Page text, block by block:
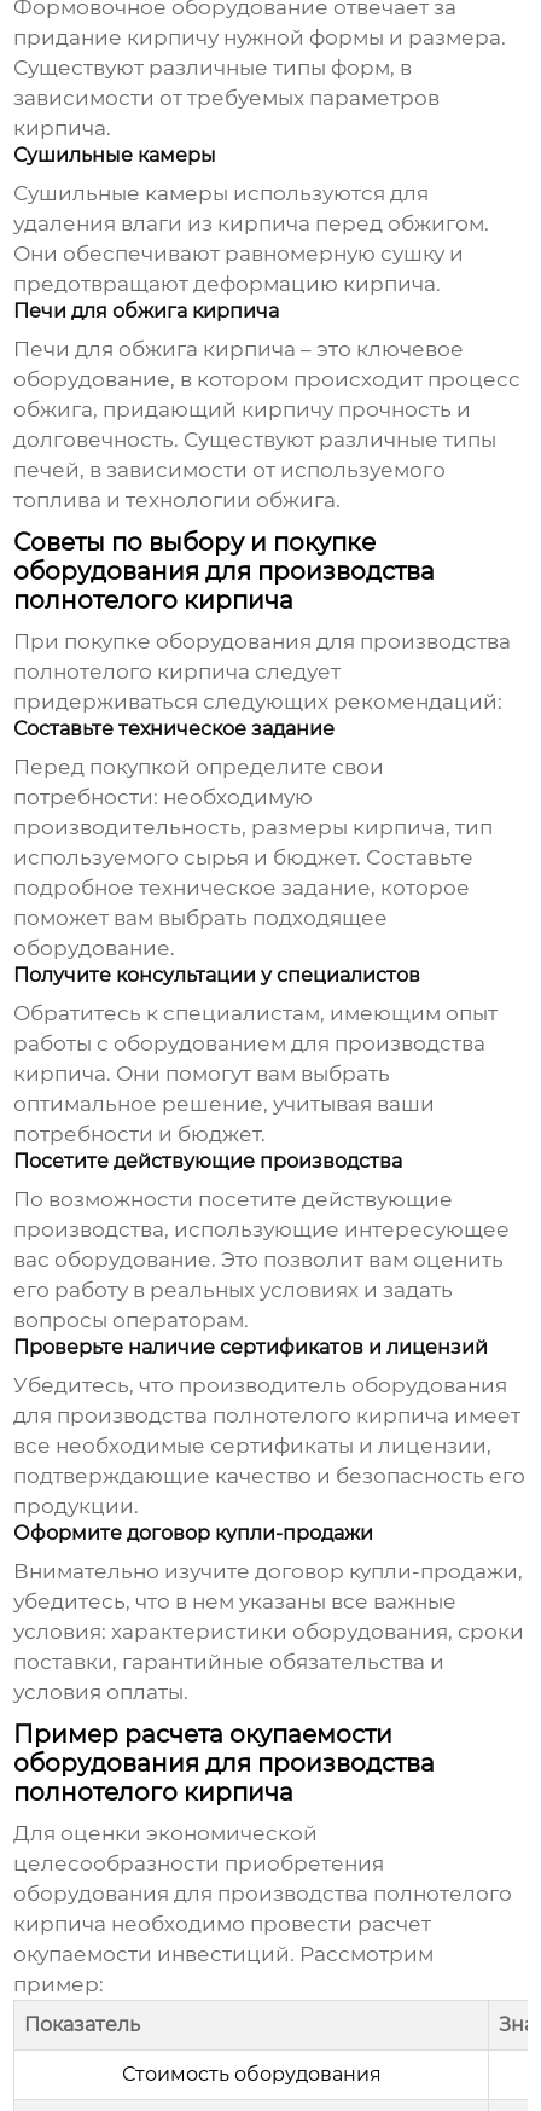
Формовочное оборудование отвечает за
придание кирпичу нужной формы и размера.
Существуют различные типы форм, в
зависимости от требуемых параметров
кирпича.
Сушильные камеры
Сушильные камеры используются для
удаления влаги из кирпича перед обжигом.
Они обеспечивают равномерную сушку и
предотвращают деформацию кирпича.
Печи для обжига кирпича
Печи для обжига кирпича – это ключевое
оборудование, в котором происходит процесс
обжига, придающий кирпичу прочность и
долговечность. Существуют различные типы
печей, в зависимости от используемого
топлива и технологии обжига.
Советы по выбору и покупке
оборудования для производства
полнотелого кирпича
При покупке оборудования для производства
полнотелого кирпича следует
придерживаться следующих рекомендаций:
Составьте техническое задание
Перед покупкой определите свои
потребности: необходимую
производительность, размеры кирпича, тип
используемого сырья и бюджет. Составьте
подробное техническое задание, которое
поможет вам выбрать подходящее
оборудование.
Получите консультации у специалистов
Обратитесь к специалистам, имеющим опыт
работы с оборудованием для производства
кирпича. Они помогут вам выбрать
оптимальное решение, учитывая ваши
потребности и бюджет.
Посетите действующие производства
По возможности посетите действующие
производства, использующие интересующее
вас оборудование. Это позволит вам оценить
его работу в реальных условиях и задать
вопросы операторам.
Проверьте наличие сертификатов и лицензий
Убедитесь, что производитель оборудования
для производства полнотелого кирпича имеет
все необходимые сертификаты и лицензии,
подтверждающие качество и безопасность его
продукции.
Оформите договор купли-продажи
Внимательно изучите договор купли-продажи,
убедитесь, что в нем указаны все важные
условия: характеристики оборудования, сроки
поставки, гарантийные обязательства и
условия оплаты.
Пример расчета окупаемости
оборудования для производства
полнотелого кирпича
Для оценки экономической
целесообразности приобретения
оборудования для производства полнотелого
кирпича необходимо провести расчет
окупаемости инвестиций. Рассмотрим
пример:
Показатель
Стоимость оборудования